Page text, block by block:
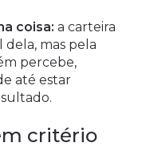
coisa: a carteira
mas pela
percebe,
até estar
critério